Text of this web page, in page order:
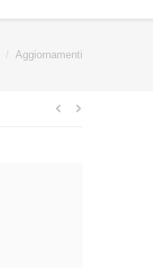
Aggiornamenti